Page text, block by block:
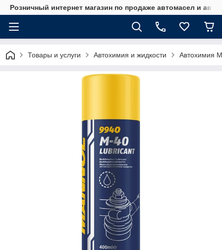
Розничный интернет магазин по продаже автомасел и
Товары и услуги Автохимия и жидкости Автохимия